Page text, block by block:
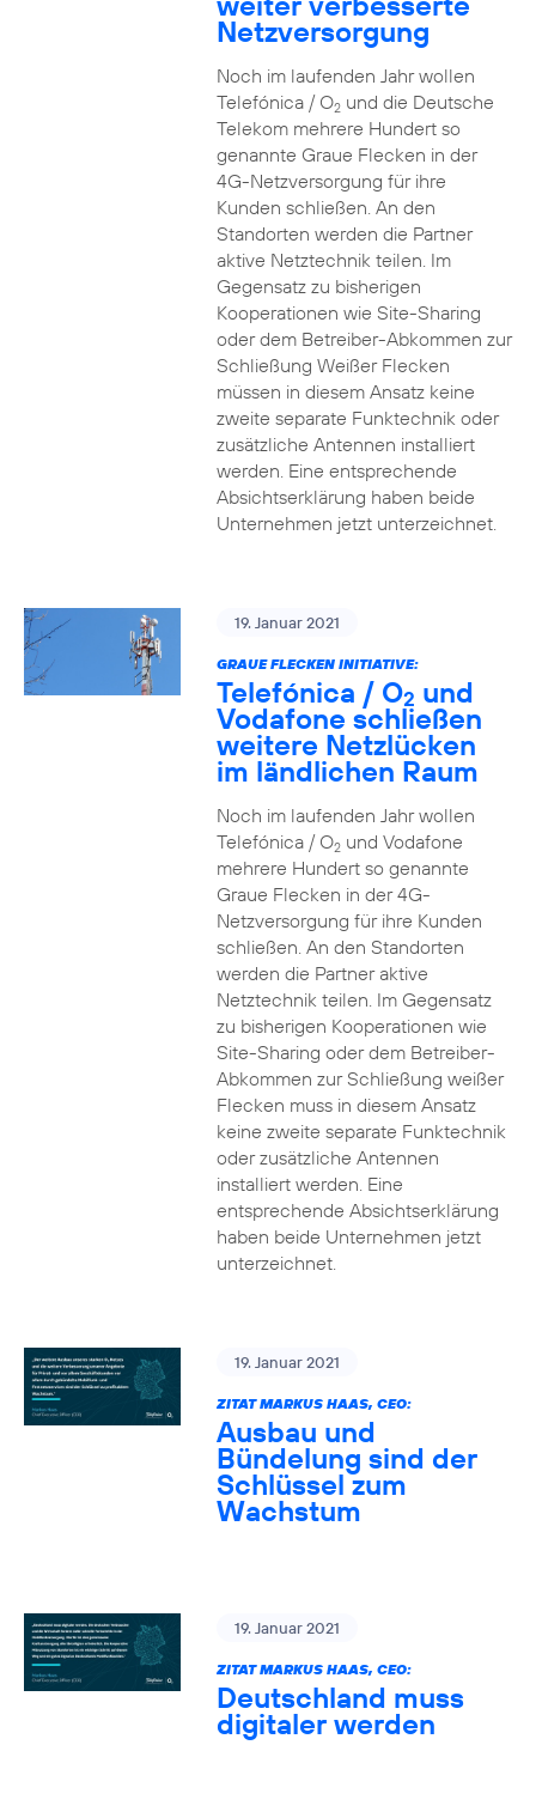
Netzversorgung
Noch im laufenden Jahr wollen
Telefónica / O2und die Deutsche
Telekom mehrere Hundert so
genannte Graue Flecken in der
4G-Netzversorgung für ihre
Kunden schließen. An den
Standorten werden die Partner
aktive Netztechnik teilen. Im
Gegensatz zu bisherigen
Kooperationen wie Site-Sharing
oder dem Betreiber-Abkommen zur
Schließung Weißer Flecken
müssen in diesem Ansatz keine
zweite separate Funktechnik oder
zusätzliche Antennen installiert
werden. Eine entsprechende
Absichtserklärung haben beide
Unternehmen jetzt unterzeichnet.
19. Januar 2021
GRAUE FLECKEN INITIATIVE:
Telefónica / O2 und
Vodafone schließen
weitere Netzlücken
im ländlichen Raum
Noch im laufenden Jahr wollen
Telefónica / O2und Vodafone
mehrere Hundert so genannte
Graue Flecken in der 4G-
Netzversorgung für ihre Kunden
schließen. An den Standorten
werden die Partner aktive
Netztechnik teilen. Im Gegensatz
zu bisherigen Kooperationen wie
Site-Sharing oder dem Betreiber-
Abkommen zur Schließung weißer
Flecken muss in diesem Ansatz
keine zweite separate Funktechnik
oder zusätzliche Antennen
installiert werden. Eine
entsprechende Absichtserklärung
haben beide Unternehmen jetzt
unterzeichnet.
19. Januar 2021
ZITAT MARKUS HAAS, CEO:
Ausbau und
Bündelung sind der
Schlüssel zum
Wachstum
19. Januar 2021
ZITAT MARKUS HAAS, CEO:
Deutschland muss
digitaler werden